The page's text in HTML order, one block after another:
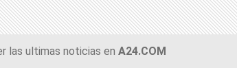
las ultimas noticias en A24.COM